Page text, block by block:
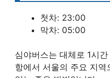
첫차: 23:00
막차: 05:00
심야버스는 대체로 1시
항에서 서울의 주요 지